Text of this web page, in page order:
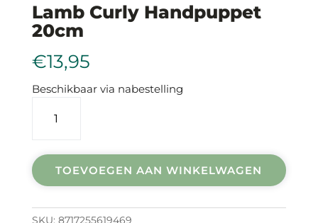
Lamb Curly Handpuppet
20cm
€13,95
Beschikbaar via nabestelling
curly
20cm
aantalTOEVOEGEN AAN WINKELWAGEN
SKU: 8717255619469